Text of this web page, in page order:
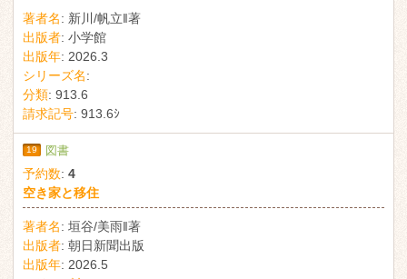
著者名: 新川/帆立‖著
出版者: 小学館
出版年: 2026.3
シリーズ名:
分類: 913.6
請求記号: 913.6ｼ
19 図書
予約数: 4
空き家と移住
著者名: 垣谷/美雨‖著
出版者: 朝日新聞出版
出版年: 2026.5